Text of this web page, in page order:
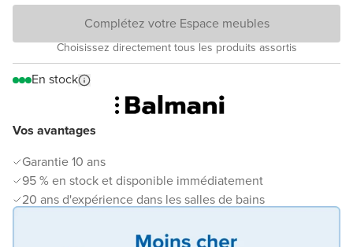
Vos avantages
Garantie 10 ans
95 % en stock et disponible immédiatement
20 ans d'expérience dans les salles de bains
Complétez votre Espace meubles
Choisissez directement tous les produits assortis
En stock